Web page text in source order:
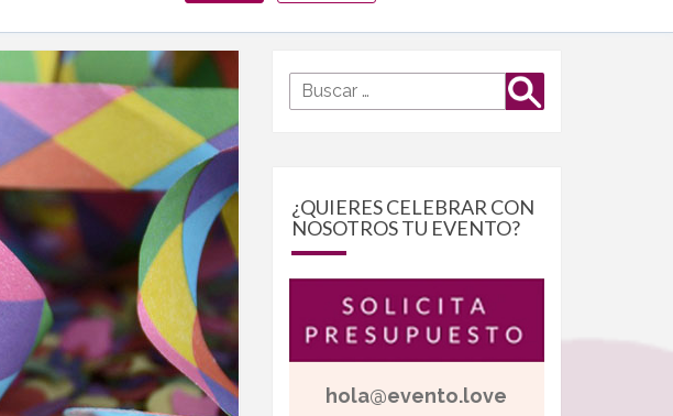
Buscar
por:
Buscar
¿QUIERES CELEBRAR CON
NOSOTROS TU EVENTO?
hola@evento.love